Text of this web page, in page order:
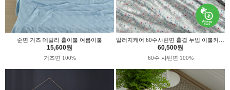
순면 거즈 데일리 홑이불 여름이불
15,600원
거즈면 100%
60,500원
60수 샤틴면 100%